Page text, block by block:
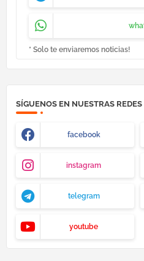
* Solo te enviaremos noticias!
SÍGUENOS EN NUESTRAS REDES
facebook
instagram
telegram
youtube